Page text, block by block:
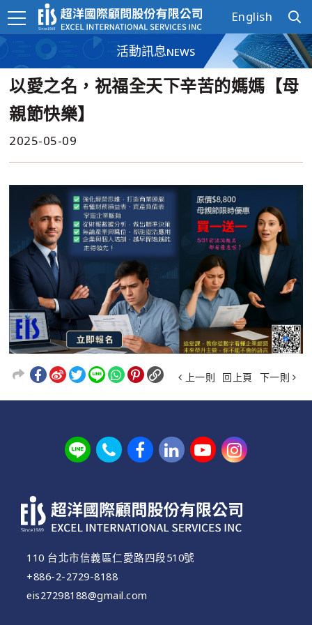
English
活動訊息NEWS
以愛之名，祝福全天下辛苦的媽媽【母
親節快樂】
2025-05-09
上一則 回上頁 下一則
110 台北市信義區仁愛路四段510號
+886-2-2729-8188
eis27298188@gmail.com